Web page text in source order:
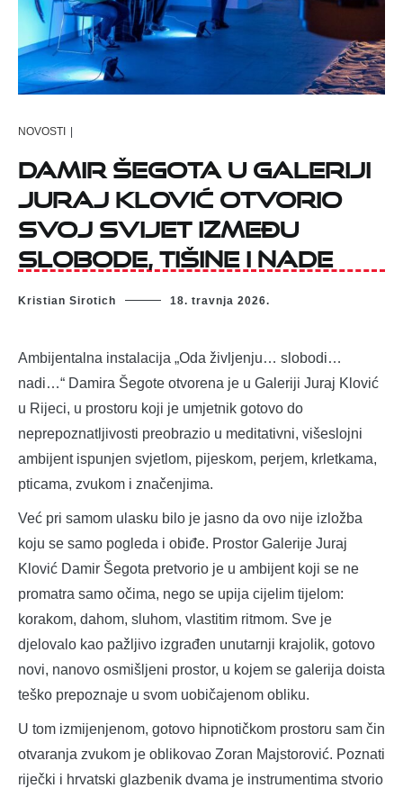
NOVOSTI |
Damir Šegota u Galeriji
Juraj Klović otvorio
svoj svijet između
slobode, tišine i nade
Kristian Sirotich 18. travnja 2026.
Ambijentalna instalacija „Oda življenju… slobodi…
nadi…“ Damira Šegote otvorena je u Galeriji Juraj Klović
u Rijeci, u prostoru koji je umjetnik gotovo do
neprepoznatljivosti preobrazio u meditativni, višeslojni
ambijent ispunjen svjetlom, pijeskom, perjem, krletkama,
pticama, zvukom i značenjima.
Već pri samom ulasku bilo je jasno da ovo nije izložba
koju se samo pogleda i obiđe. Prostor Galerije Juraj
Klović Damir Šegota pretvorio je u ambijent koji se ne
promatra samo očima, nego se upija cijelim tijelom:
korakom, dahom, sluhom, vlastitim ritmom. Sve je
djelovalo kao pažljivo izgrađen unutarnji krajolik, gotovo
novi, nanovo osmišljeni prostor, u kojem se galerija doista
teško prepoznaje u svom uobičajenom obliku.
U tom izmijenjenom, gotovo hipnotičkom prostoru sam čin
otvaranja zvukom je oblikovao Zoran Majstorović. Poznati
riječki i hrvatski glazbenik dvama je instrumentima stvorio